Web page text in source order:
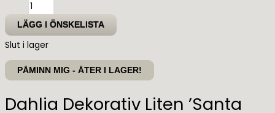
Dekorativ
Liten
'Santa
Claus'
mängd
LÄGG I ÖNSKELISTA
Slut i lager
PÅMINN MIG - ÅTER I LAGER!
Dahlia Dekorativ Liten ’Santa